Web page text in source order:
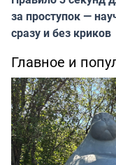
за проступок —
сразу и без криков
Главное и